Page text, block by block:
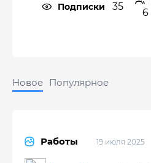
Подписки 35
6
Новое Популярное
Работы 19 июля 2025